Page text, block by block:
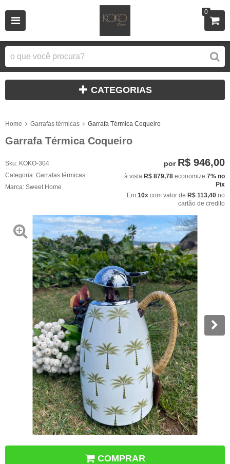
0
CATEGORIAS
Home Garrafas térmicas Garrafa Térmica Coqueiro
Garrafa Térmica Coqueiro
Sku: KOKO-304
Categoria: Garrafas térmicas
Marca: Sweet Home
por R$ 946,00
à vista R$ 879,78 economize 7% no
Pix
Em 10x com valor de R$ 113,40 no
cartão de credito
COMPRAR